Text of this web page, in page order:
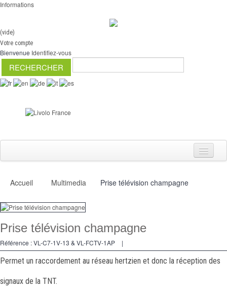
Informations
(vide)
Votre compte
Bienvenue Identifiez-vous
Interrupteurs
Variateurs
Va et Vients
Accueil Multimedia Prise télévision champagne
Prise télévision champagne
Référence :VL-C7-1V-13 & VL-FCTV-1AP |
Permet un raccordement au réseau hertzien et donc la réception des
signaux de la TNT.